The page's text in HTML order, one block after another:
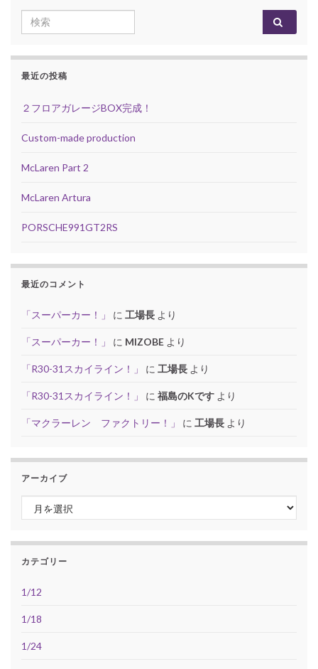
Search for:
最近の投稿
２フロアガレージBOX完成！
Custom-made production
McLaren Part 2
McLaren Artura
PORSCHE991GT2RS
最近のコメント
「スーパーカー！」 に 工場長 より
「スーパーカー！」 に MIZOBE より
「R30-31スカイライン！」 に 工場長 より
「R30-31スカイライン！」 に 福島のKです より
「マクラーレン ファクトリー！」 に 工場長 より
アーカイブ
アーカイブ
カテゴリー
1/12
1/18
1/24